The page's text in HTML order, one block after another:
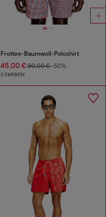
Frottee-Baumwoll-Poloshirt
45,00 €90,00 €-50%
2 FARBEN